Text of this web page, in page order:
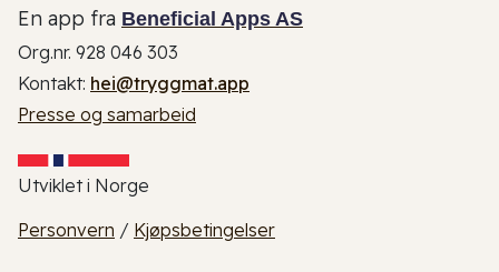
En app fra Beneficial Apps AS
Org.nr. 928 046 303
Kontakt: hei@tryggmat.app
Presse og samarbeid
Utviklet i Norge
Personvern / Kjøpsbetingelser